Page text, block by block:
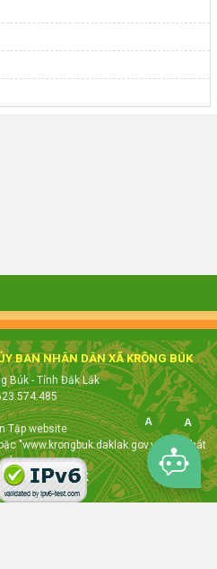
BAN NHÂN DÂN XÃ KRÔNG BÚK
Búk - Tỉnh Đắk Lắk
Tập website
"www.krongbuk.daklak.gov.vn" khi phát
VNPT ĐẮK LẮK